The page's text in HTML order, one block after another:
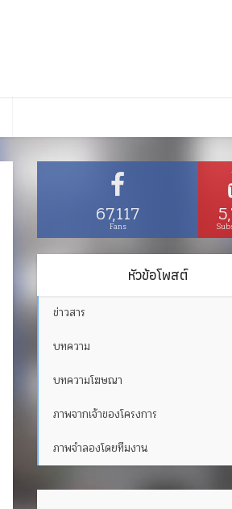
67,117
Fans
หัวข้อโพสต์
ข่าวสาร
บทความ
บทความโฆษณา
ภาพจากเจ้าของโครงการ
ภาพจำลองโดยทีมงาน